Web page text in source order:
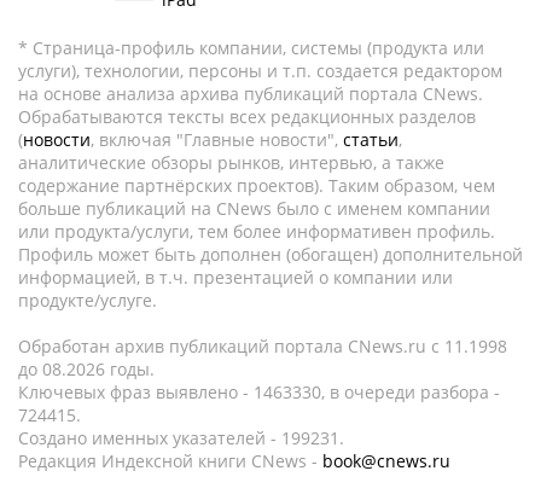
* Страница-профиль компании, системы (продукта или
услуги), технологии, персоны и т.п. создается редактором
на основе анализа архива публикаций портала CNews.
Обрабатываются тексты всех редакционных разделов
(новости, включая "Главные новости", статьи,
аналитические обзоры рынков, интервью, а также
содержание партнёрских проектов). Таким образом, чем
больше публикаций на CNews было с именем компании
или продукта/услуги, тем более информативен профиль.
Профиль может быть дополнен (обогащен) дополнительной
информацией, в т.ч. презентацией о компании или
продукте/услуге.
Обработан архив публикаций портала CNews.ru c 11.1998
до 08.2026 годы.
Ключевых фраз выявлено - 1463330, в очереди разбора -
724415.
Создано именных указателей - 199231.
Редакция Индексной книги CNews - book@cnews.ru